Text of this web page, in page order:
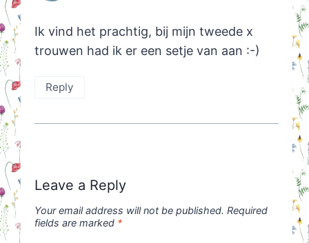
Ik vind het prachtig, bij mijn tweede x
trouwen had ik er een setje van aan :-)
Reply
Leave a Reply
Your email address will not be published. Required
fields are marked *